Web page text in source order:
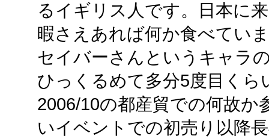
るイギリス人です。日本に
暇さえあれば何か食べてい
セイバーさんというキャラ
ひっくるめて多分5度目く
2006/10の都産貿での何故か
いイベントでの初売り以降